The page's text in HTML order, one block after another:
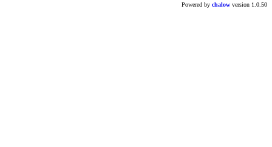
Powered by chalow version 1.0.50